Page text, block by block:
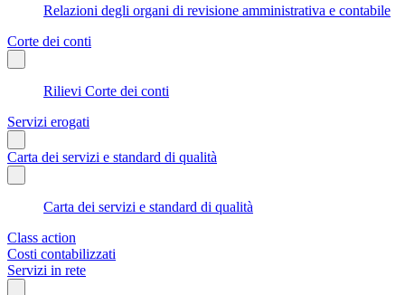
Relazioni degli organi di revisione amministrativa e contabile
Corte dei conti
Rilievi Corte dei conti
Servizi erogati
Carta dei servizi e standard di qualità
Carta dei servizi e standard di qualità
Class action
Costi contabilizzati
Servizi in rete